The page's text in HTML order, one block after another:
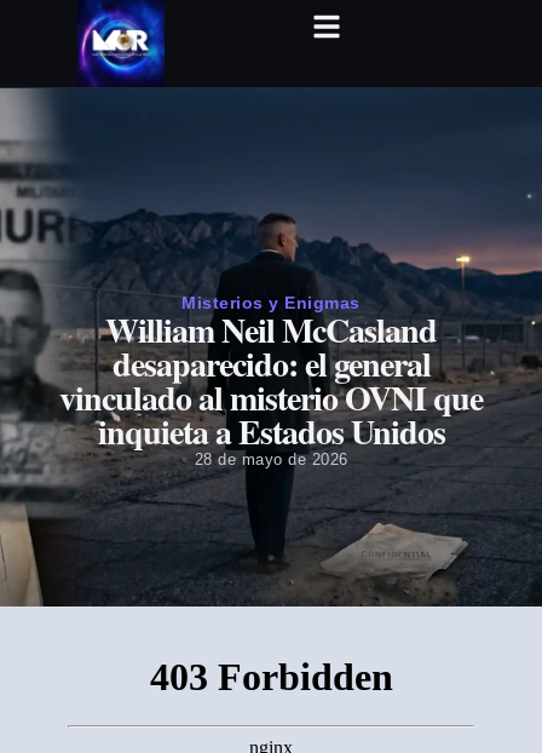
Misterios y Enigmas
William Neil McCasland
desaparecido: el general
vinculado al misterio OVNI que
inquieta a Estados Unidos
28 de mayo de 2026